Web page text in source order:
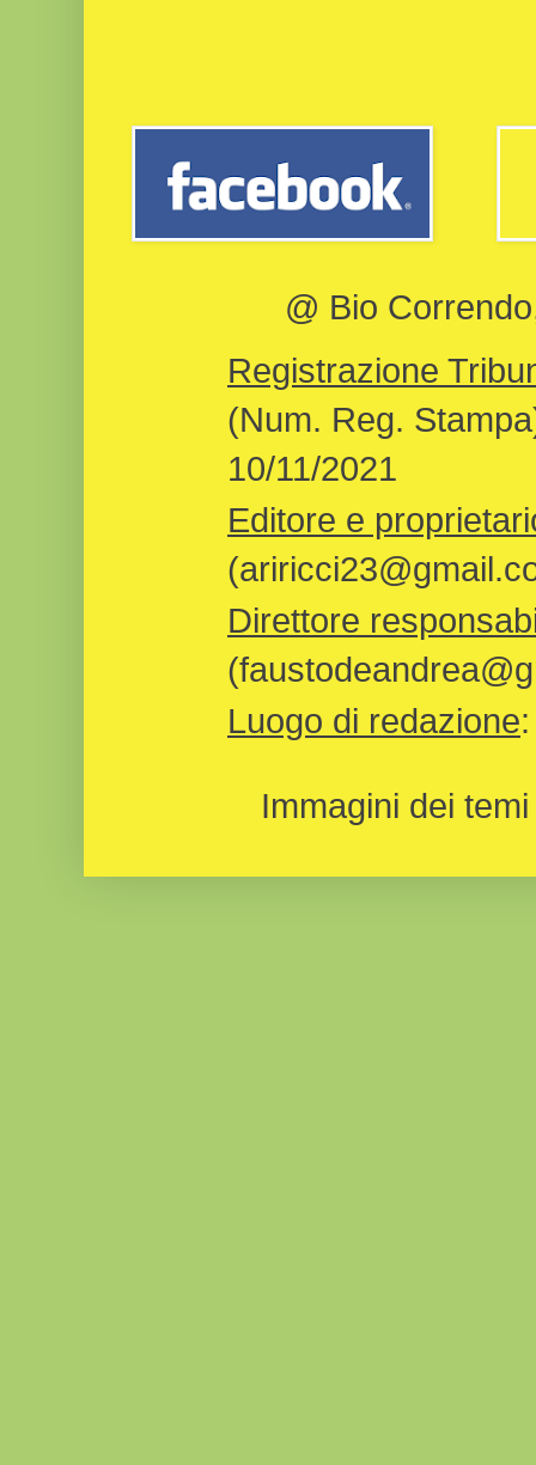
@ Bio
Registrazione
(Num. Reg.
10/11/2021
Editore e
Direttore
Luogo di redazione
Immagini dei